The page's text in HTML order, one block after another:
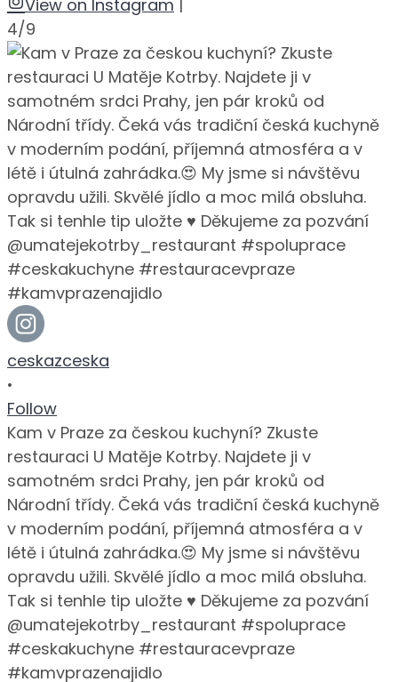
View on Instagram |
4/9
ceskazceska
•
Follow
Kam v Praze za českou kuchyní? Zkuste
restauraci U Matěje Kotrby. Najdete ji v
samotném srdci Prahy, jen pár kroků od
Národní třídy. Čeká vás tradiční česká kuchyně
v moderním podání, příjemná atmosféra a v
létě i útulná zahrádka.😍 My jsme si návštěvu
opravdu užili. Skvělé jídlo a moc milá obsluha.
Tak si tenhle tip uložte ♥️ Děkujeme za pozvání
@umatejekotrby_restaurant #spoluprace
#ceskakuchyne #restauracevpraze
#kamvprazenajidlo